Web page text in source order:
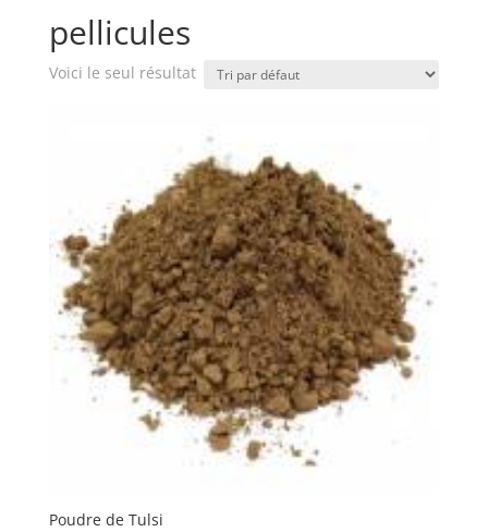
pellicules
Voici le seul résultat
Poudre de Tulsi